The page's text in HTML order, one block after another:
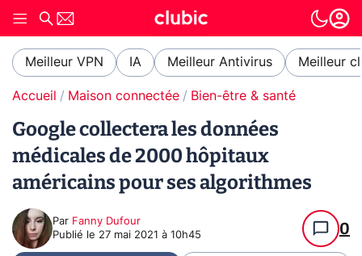
Meilleur VPN IA Meilleur Antivirus Meilleur
Accueil Maison connectée Bien-être & santé
Google collectera les données
médicales de 2000 hôpitaux
américains pour ses algorithmes
Par Fanny Dufour
Publié le 27 mai 2021 à 10h45 0